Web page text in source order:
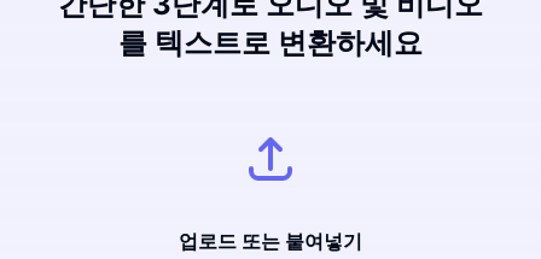
를 텍스트로 변환하세요
업로드 또는 붙여넣기